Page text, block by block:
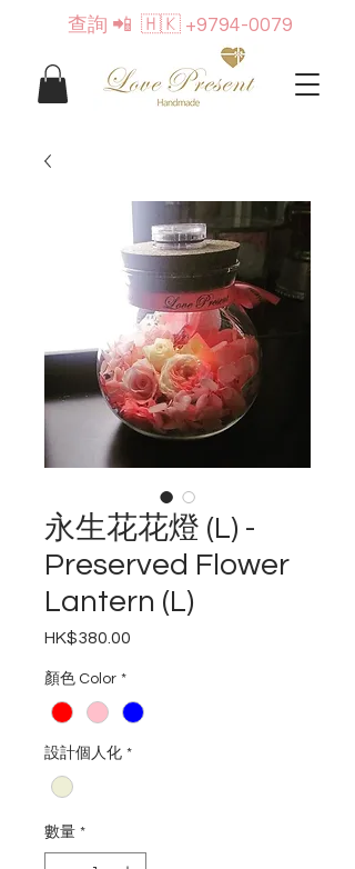
查詢 📲 🇭🇰 +9794-0079
永生花花燈 (L) -
Preserved Flower
Lantern (L)
HK$380.00
顏色 Color *
設計個人化 *
數量 *